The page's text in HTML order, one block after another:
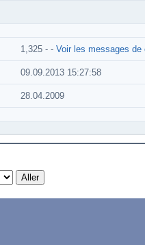
1,325 - - Voir les messages de
09.09.2013 15:27:58
28.04.2009